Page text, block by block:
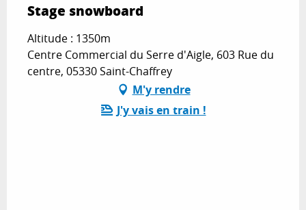
Stage snowboard
Altitude : 1350m
Centre Commercial du Serre d'Aigle, 603 Rue du
centre, 05330 Saint-Chaffrey
M'y rendre
J'y vais en train !